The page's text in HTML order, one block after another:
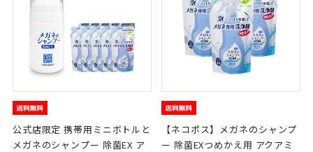
公式店限定 携帯用ミニボトルと
メガネのシャンプー 除菌EX ア
【ネコポス】メガネのシャンプ
ー 除菌EXつめかえ用 アクアミ